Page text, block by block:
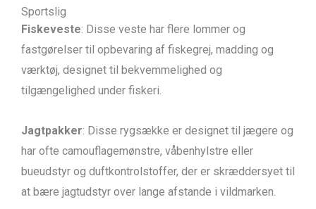
Sportslig
Fiskeveste: Disse veste har flere lommer og
fastgørelser til opbevaring af fiskegrej, madding og
værktøj, designet til bekvemmelighed og
tilgængelighed under fiskeri.
Jagtpakker: Disse rygsække er designet til jægere og
har ofte camouflagemønstre, våbenhylstre eller
bueudstyr og duftkontrolstoffer, der er skræddersyet til
at bære jagtudstyr over lange afstande i vildmarken.